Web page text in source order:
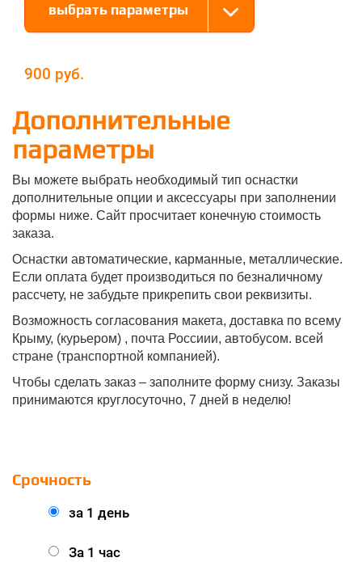
выбрать параметры
900
Дополнительные
параметры
Вы можете выбрать необходимый тип оснастки
дополнительные опции и аксессуары при заполнении
формы ниже. Сайт просчитает конечную стоимость
заказа.
Оснастки автоматические, карманные, металлические.
Если оплата будет производиться по безналичному
рассчету, не забудьте прикрепить свои реквизиты.
Возможность согласования макета, доставка по всему
Крыму, (курьером) , почта Россиии, автобусом. всей
стране (транспортной компанией).
Чтобы сделать заказ – заполните форму снизу. Заказы
принимаются круглосуточно, 7 дней в неделю!
Срочность
за 1 день
За 1 час